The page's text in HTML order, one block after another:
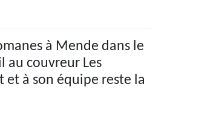
à Mende dans le
au couvreur Les
et à son équipe reste la